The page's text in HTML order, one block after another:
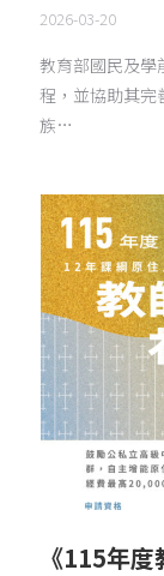
2026-03-20
教育部國民及學
程，並協助其完
族…
《115年